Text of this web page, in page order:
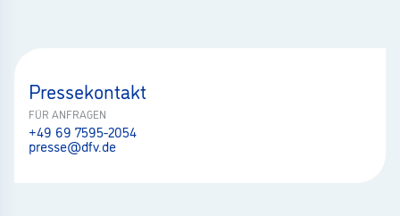
Pressekontakt
FÜR ANFRAGEN
+49 69 7595-2054
presse@dfv.de